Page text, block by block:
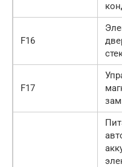
F16
F17